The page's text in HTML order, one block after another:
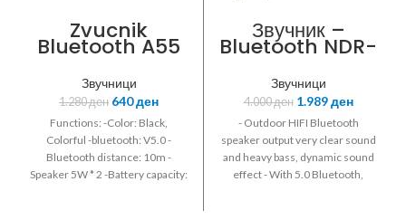
Zvucnik
Bluetooth A55
Звучници
1.280ден 640ден
Functions: -Color: Black,
Colorful -bluetooth: V5.0 -
Bluetooth distance: 10m -
Speaker 5W * 2 -Battery capacity:
Звучник –
Bluetooth NDR-
P55 Karaoke
Звучници
4.000ден 1.989ден
- Outdoor HIFI Bluetooth
speaker output very clear sound
and heavy bass, dynamic sound
effect - With 5.0 Bluetooth,